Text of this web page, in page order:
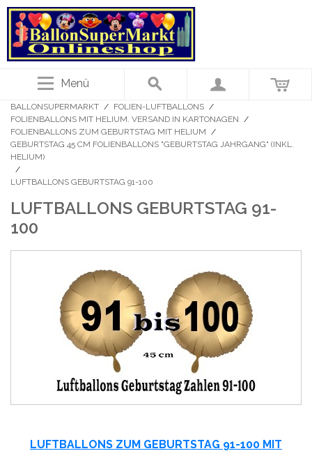
Menü
BALLONSUPERMARKT / FOLIEN-LUFTBALLONS /
FOLIENBALLONS MIT HELIUM. VERSAND IN KARTONAGEN /
FOLIENBALLONS ZUM GEBURTSTAG MIT HELIUM /
GEBURTSTAG 45 CM FOLIENBALLONS "GEBURTSTAG JAHRGANG" (INKL.
HELIUM)
/
LUFTBALLONS GEBURTSTAG 91-100
LUFTBALLONS GEBURTSTAG 91-
100
LUFTBALLONS ZUM GEBURTSTAG 91-100 MIT